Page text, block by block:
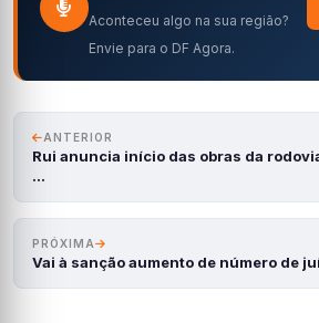
Aconteceu algo na sua região?
Envie para o DF Agora.
ANTERIOR
Rui anuncia início das obras da
…
PRÓXIMA
Vai à sanção aumento de número de